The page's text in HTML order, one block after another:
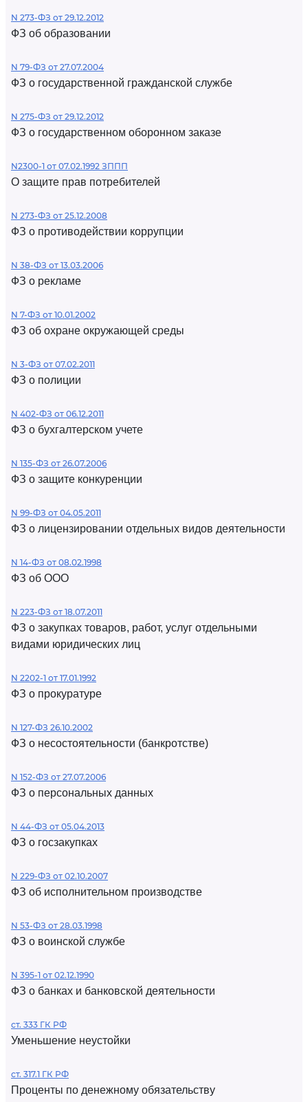
N 273-ФЗ от 29.12.2012
ФЗ об образовании
N 79-ФЗ от 27.07.2004
ФЗ о государственной гражданской службе
N 275-ФЗ от 29.12.2012
ФЗ о государственном оборонном заказе
N2300-1 от 07.02.1992 ЗППП
О защите прав потребителей
N 273-ФЗ от 25.12.2008
ФЗ о противодействии коррупции
N 38-ФЗ от 13.03.2006
ФЗ о рекламе
N 7-ФЗ от 10.01.2002
ФЗ об охране окружающей среды
N 3-ФЗ от 07.02.2011
ФЗ о полиции
N 402-ФЗ от 06.12.2011
ФЗ о бухгалтерском учете
N 135-ФЗ от 26.07.2006
ФЗ о защите конкуренции
N 99-ФЗ от 04.05.2011
ФЗ о лицензировании отдельных видов деятельности
N 14-ФЗ от 08.02.1998
ФЗ об ООО
N 223-ФЗ от 18.07.2011
ФЗ о закупках товаров, работ, услуг отдельными
видами юридических лиц
N 2202-1 от 17.01.1992
ФЗ о прокуратуре
N 127-ФЗ 26.10.2002
ФЗ о несостоятельности (банкротстве)
N 152-ФЗ от 27.07.2006
ФЗ о персональных данных
N 44-ФЗ от 05.04.2013
ФЗ о госзакупках
N 229-ФЗ от 02.10.2007
ФЗ об исполнительном производстве
N 53-ФЗ от 28.03.1998
ФЗ о воинской службе
N 395-1 от 02.12.1990
ФЗ о банках и банковской деятельности
ст. 333 ГК РФ
Уменьшение неустойки
ст. 317.1 ГК РФ
Проценты по денежному обязательству